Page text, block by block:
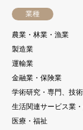
業種
農業・林業・漁業
製造業
運輸業
金融業・保険業
学術研究・専門、技
生活関連サービス業
医療・福祉